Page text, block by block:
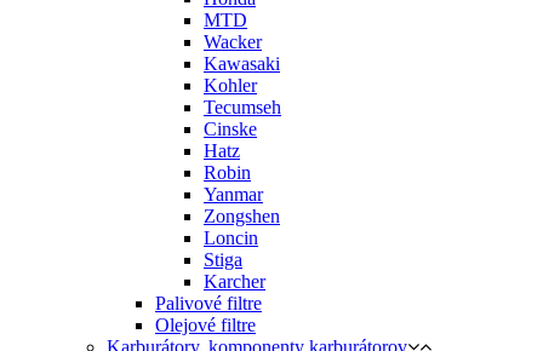
MTD
Wacker
Kawasaki
Kohler
Tecumseh
Cinske
Hatz
Robin
Yanmar
Zongshen
Loncin
Stiga
Karcher
Palivové filtre
Olejové filtre